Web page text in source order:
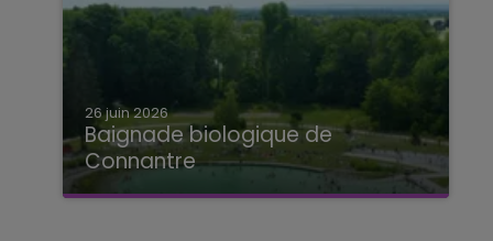
26 juin 2026
Baignade biologique de
Connantre
Baignade biologique de Connantre